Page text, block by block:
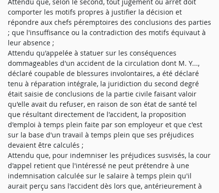
comporter les motifs propres à justifier la décision et
répondre aux chefs péremptoires des conclusions des parties
; que l'insuffisance ou la contradiction des motifs équivaut à
leur absence ;
Attendu qu'appelée à statuer sur les conséquences
dommageables d'un accident de la circulation dont M. Y...,
déclaré coupable de blessures involontaires, a été déclaré
tenu à réparation intégrale, la juridiction du second degré
était saisie de conclusions de la partie civile faisant valoir
qu'elle avait du refuser, en raison de son état de santé tel
que résultant directement de l'accident, la proposition
d'emploi à temps plein faite par son employeur et que c'est
sur la base d'un travail à temps plein que ses préjudices
devaient être calculés ;
Attendu que, pour indemniser les préjudices susvisés, la cour
d'appel retient que l'intéressé ne peut prétendre à une
indemnisation calculée sur le salaire à temps plein qu'il
aurait perçu sans l'accident dès lors que, antérieurement à